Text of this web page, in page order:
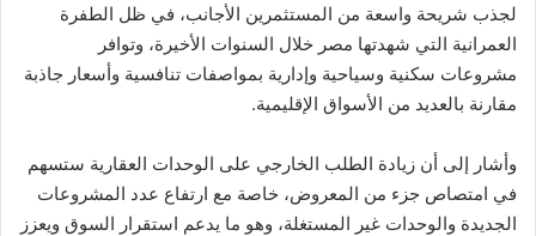
لجذب شريحة واسعة من المستثمرين الأجانب، في ظل الطفرة
العمرانية التي شهدتها مصر خلال السنوات الأخيرة، وتوافر
مشروعات سكنية وسياحية وإدارية بمواصفات تنافسية وأسعار جاذبة
مقارنة بالعديد من الأسواق الإقليمية.
وأشار إلى أن زيادة الطلب الخارجي على الوحدات العقارية ستسهم
في امتصاص جزء من المعروض، خاصة مع ارتفاع عدد المشروعات
الجديدة والوحدات غير المستغلة، وهو ما يدعم استقرار السوق ويعزز